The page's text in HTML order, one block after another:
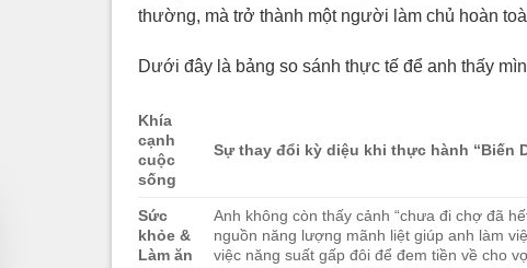
thường, mà trở thành một người làm chủ hoàn
Dưới đây là bảng so sánh thực tế để anh thấy
Khía
cạnh
cuộc
sống
Sự thay đổi kỳ diệu khi thực hành “Biến
Sức
khỏe &
Làm ăn
Anh không còn thấy cảnh “chưa đi chợ đã
nguồn năng lượng mãnh liệt giúp anh làm
việc năng suất gấp đôi để đem tiền về cho